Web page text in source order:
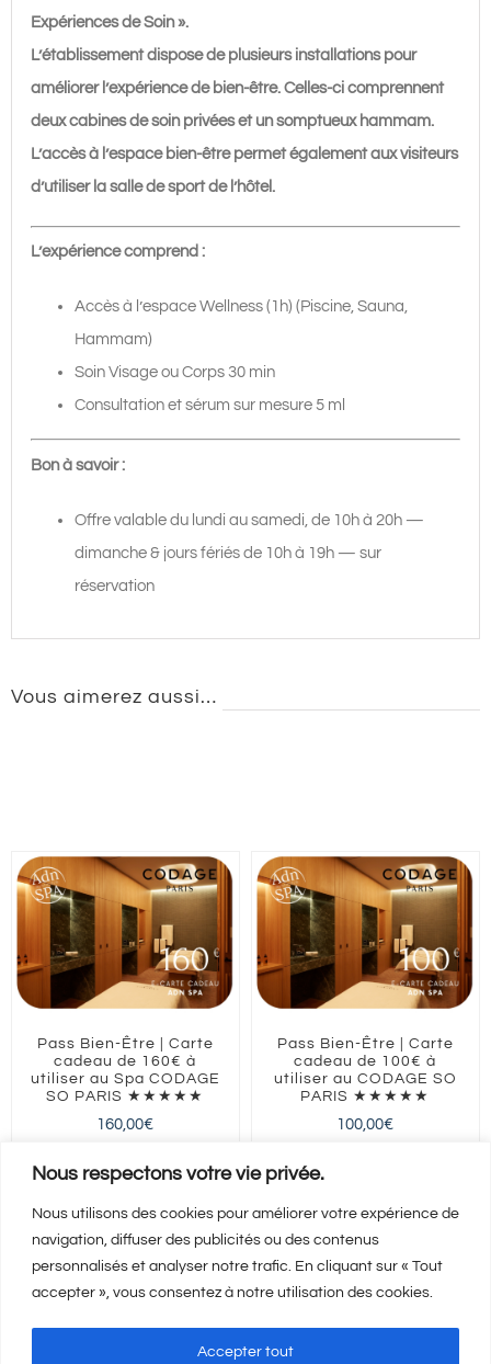
Nous respectons votre vie privée.
Nous utilisons des cookies pour améliorer votre expérience de
navigation, diffuser des publicités ou des contenus
personnalisés et analyser notre trafic. En cliquant sur « Tout
accepter », vous consentez à notre utilisation des cookies.
Accepter tout
Expériences de Soin ».
L’établissement dispose de plusieurs installations pour
améliorer l’expérience de bien-être. Celles-ci comprennent
deux cabines de soin privées et un somptueux hammam.
L’accès à l’espace bien-être permet également aux visiteurs
d’utiliser la salle de sport de l’hôtel.
L’expérience comprend :
Accès à l’espace Wellness (1h) (Piscine, Sauna,
Hammam)
Soin Visage ou Corps 30 min
Consultation et sérum sur mesure 5 ml
Bon à savoir :
Offre valable du lundi au samedi, de 10h à 20h —
dimanche & jours fériés de 10h à 19h — sur
réservation
Vous aimerez aussi…
Pass Bien-Être | Carte
cadeau de 160€ à
utiliser au Spa CODAGE
SO PARIS ★★★★★
160,00€
ILE-DE-FRANCE
Ajouter au panier
Détails
Pass Bien-Être | Carte
cadeau de 100€ à
utiliser au CODAGE SO
PARIS ★★★★★
100,00€
ILE-DE-FRANCE
Ajouter au panier
Détails